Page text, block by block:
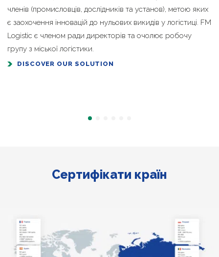
членів (промисловців, дослідників та установ), метою яких
є заохочення інновацій до нульових викидів у логістиці. FM
Logistic є членом ради директорів та очолює робочу
групу з міської логістики.
DISCOVER OUR SOLUTION
Сертифікати країн